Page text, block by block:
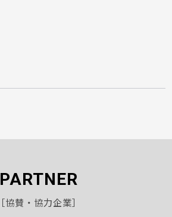
PARTNER
［協賛・協力企業］